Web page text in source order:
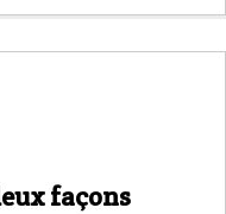
façons